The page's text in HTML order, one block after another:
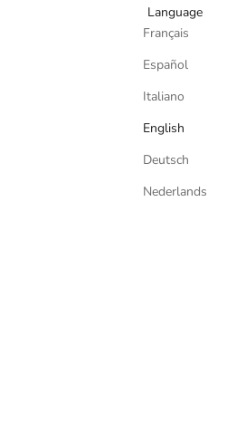
Language
Français
Español
Italiano
English
Deutsch
Nederlands